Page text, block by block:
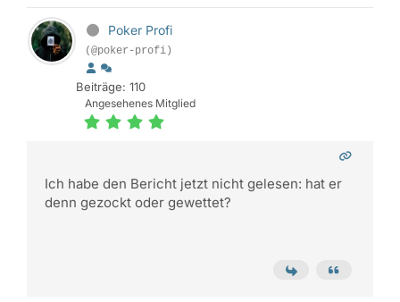
Poker Profi
(@poker-profi)
Beiträge: 110
Angesehenes Mitglied
Ich habe den Bericht jetzt nicht gelesen: hat er
denn gezockt oder gewettet?